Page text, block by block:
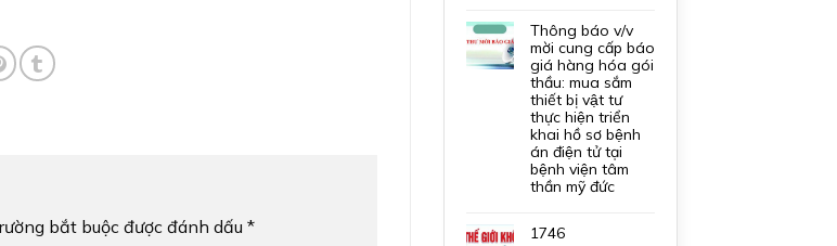
bắt buộc được đánh dấu *
thông báo v/v
mời cung cấp báo
giá hàng hóa gói
thầu: mua sắm
thiết bị vật tư
thực hiện triển
khai hồ sơ bệnh
án điện tử tại
bệnh viện tâm
thần mỹ đức
1746